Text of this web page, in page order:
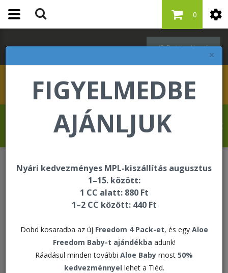
×
FIGYELMEDBE
AJÁNLJUK
Nyári kedvezményes MPL-kiszállítás augusztus
1–15. között:
1 CC alatt: 880 Ft
1–2 CC között: 440 Ft
Dobd kosaradba az új Freedom 4 Pack-et, és egy Aloe
Freedom Baby-t ajándékba adunk!
Ráadásul minden további Aloe Baby most 50%
kedvezménnyel lehet a Tiéd.
Bejelentkezés
0
Dr. Kardosné Hosszú Erzsébet üdvözli Önt
a Forever Living internetes áruházában!
Pontértékes újdonságok
Forever Aloe Turm 10 pack